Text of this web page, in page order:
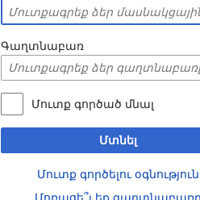
Գաղտնաբառ
Մուտք գործած մնալ
Մտնել
Մուտք գործելու օգնություն